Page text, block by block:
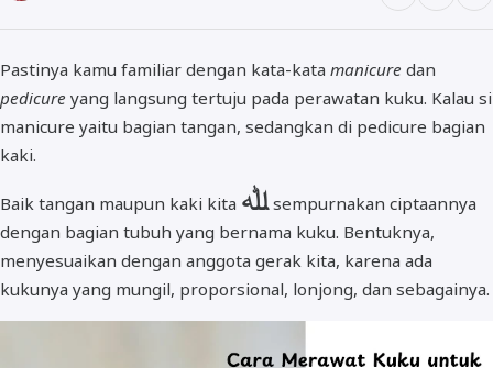
Pastinya kamu familiar dengan kata-kata manicure dan
pedicure yang langsung tertuju pada perawatan kuku. Kalau si
manicure yaitu bagian tangan, sedangkan di pedicure bagian
kaki.
Baik tangan maupun kaki kita ﷲsempurnakan ciptaannya
dengan bagian tubuh yang bernama kuku. Bentuknya,
menyesuaikan dengan anggota gerak kita, karena ada
kukunya yang mungil, proporsional, lonjong, dan sebagainya.